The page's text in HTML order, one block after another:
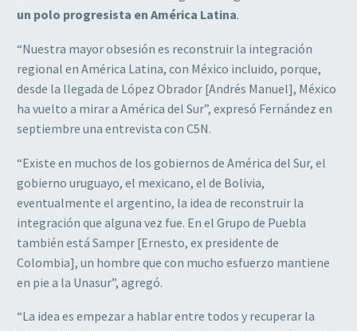
un polo progresista en América Latina.
“Nuestra mayor obsesión es reconstruir la integración
regional en América Latina, con México incluido, porque,
desde la llegada de López Obrador [Andrés Manuel], México
ha vuelto a mirar a América del Sur”, expresó Fernández en
septiembre una entrevista con C5N.
“Existe en muchos de los gobiernos de América del Sur, el
gobierno uruguayo, el mexicano, el de Bolivia,
eventualmente el argentino, la idea de reconstruir la
integración que alguna vez fue. En el Grupo de Puebla
también está Samper [Ernesto, ex presidente de
Colombia], un hombre que con mucho esfuerzo mantiene
en pie a la Unasur”, agregó.
“La idea es empezar a hablar entre todos y recuperar la